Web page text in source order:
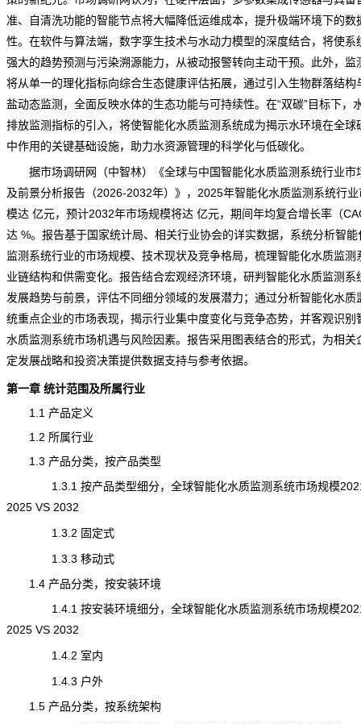
准、自清洗功能的智能节点将大幅降低运维成本，提升极端环境下的数
性。在软件与算法端，数字孪生技术与水动力模型的深度结合，将使系
强大的趋势预测与污染溯源能力，从被动报警转向主动干预。此外，监
将从单一的理化指标向综合生态健康评估拓展，通过引入生物群落结构
盐动态监测，全面反映水体的生态功能与可持续性。在“双碳”目标下，
排放监测指标的引入，将使智能化水质监测系统成为揭示水环境在全球
中作用的关键基础设施，助力水资源管理的科学化与低碳化。
据市场调研网（中智林）《全球与中国智能化水质监测系统行业市
及前景分析报告（2026-2032年） 》，2025年智能化水质监测系统行业
模达 亿元，预计2032年市场规模将达 亿元，期间年均复合增长率（
达 %。报告基于国家统计局、相关行业协会的详实数据，系统分析智能
监测系统行业的市场规模、技术现状及竞争格局，梳理智能化水质监测
业链结构和供需变化。报告结合宏观经济环境，研判智能化水质监测系
发展趋势与前景，评估不同细分领域的发展潜力；通过分析智能化水质
统重点企业的市场表现，揭示行业集中度变化与竞争态势，并客观识别
水质监测系统市场机遇与风险因素。报告采用图表结合的形式，为相关
定发展战略和投资决策提供数据支持与参考依据。
第一章 统计范围及所属行业
1.1 产品定义
1.2 所属行业
1.3 产品分类，按产品类型
1.3.1 按产品类型细分，全球智能化水质监测系统市场规模
2025 VS 2032
1.3.2 固定式
1.3.3 移动式
1.4 产品分类，按安装环境
1.4.1 按安装环境细分，全球智能化水质监测系统市场规模
2025 VS 2032
1.4.2 室内
1.4.3 户外
1.5 产品分类，按系统架构